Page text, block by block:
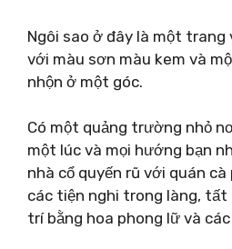
Ngôi sao ở đây là một trang
với màu sơn màu kem và
nhộn ở một góc.
Có một quảng trường nhỏ
một lúc và mọi hướng bạn
nhà cổ quyến rũ với quán
các tiện nghi trong làng, tất
trí bằng hoa phong lữ và